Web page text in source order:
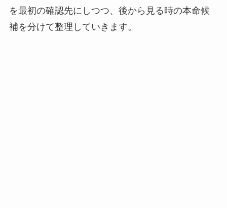
を最初の確認先にしつつ、後から見る時の本命候
補を分けて整理していきます。